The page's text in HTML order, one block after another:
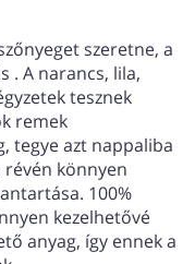
szeretne, a
. A narancs, lila,
tesznek
remek
tegye azt nappaliba
révén könnyen
100%
kezelhetővé
anyag, így ennek a